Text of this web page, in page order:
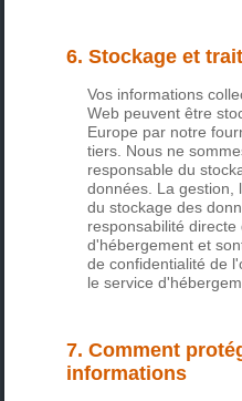
6. Stockage et
Vos informations
Web peuvent être
Europe par notre
tiers. Nous ne
responsable du
données. La gestion,
du stockage des
responsabilité
d'hébergement et
de confidentialité de
le service
7. Comment
informations